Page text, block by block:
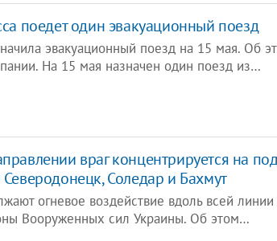
поедет один эвакуационный поезд
эвакуационный поезд на 15 мая. Об
На 15 мая назначен один поезд из…
враг концентрируется на
Соледар и Бахмут
огневое воздействие вдоль всей линии
Вооруженных сил Украины. Об этом…